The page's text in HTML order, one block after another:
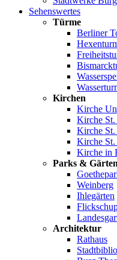
Sehenswertes
Türme
Berliner
Kirchen
Kirche
Kirche
Kirche St.
Kirche St.
Kirche in
Parks & Gärten
Weinberg
Ihlegärten
Architektur
Rathaus